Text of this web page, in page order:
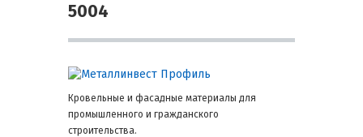
5004
Кровельные и фасадные материалы для
промышленного и гражданского
строительства.